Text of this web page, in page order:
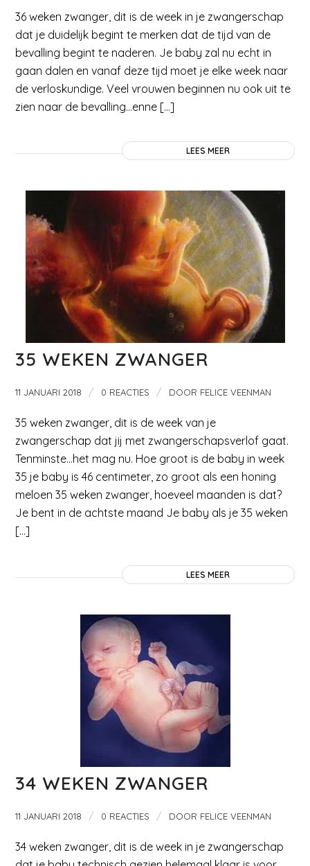
36 weken zwanger, dit is de week in je zwangerschap
dat je duidelijk begint te merken dat de tijd van de
bevalling begint te naderen. Je baby zal nu echt in
gaan dalen en vanaf deze tijd moet je elke week naar
de verloskundige. Veel vrouwen beginnen nu ook uit te
zien naar de bevalling…enne […]
LEES MEER
35 WEKEN ZWANGER
11 JANUARI 2018 / 0 REACTIES / DOOR FELICE VEENMAN
35 weken zwanger, dit is de week van je
zwangerschap dat jij met zwangerschapsverlof gaat.
Tenminste…het mag nu. Hoe groot is de baby in week
35 je baby is 46 centimeter, zo groot als een honing
meloen 35 weken zwanger, hoeveel maanden is dat?
Je bent in de achtste maand Je baby als je 35 weken
[…]
LEES MEER
34 WEKEN ZWANGER
11 JANUARI 2018 / 0 REACTIES / DOOR FELICE VEENMAN
34 weken zwanger, dit is de week in je zwangerschap